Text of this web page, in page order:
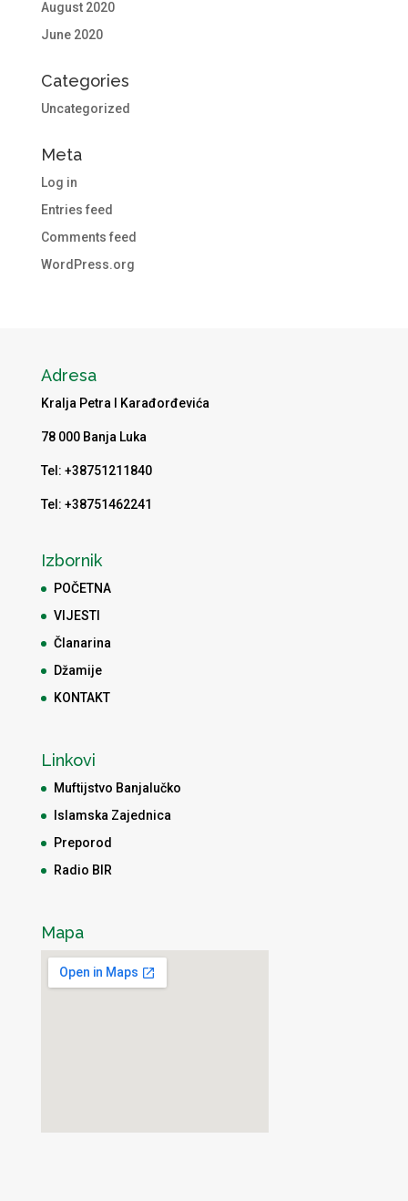
August 2020
June 2020
Categories
Uncategorized
Meta
Log in
Entries feed
Comments feed
WordPress.org
Adresa
Kralja Petra I Karađorđevića
78 000 Banja Luka
Tel: +38751211840
Tel: +38751462241
Izbornik
POČETNA
VIJESTI
Članarina
Džamije
KONTAKT
Linkovi
Muftijstvo Banjalučko
Islamska Zajednica
Preporod
Radio BIR
Mapa